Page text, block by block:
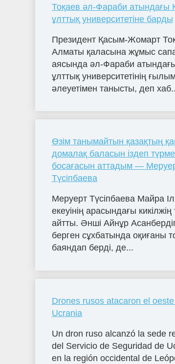
Тоқаев әл-Фараби атындағы
ұлттық университетіне барды
Президент Қасым-Жомарт
Алматы қаласына жұмыс
аясында әл-Фараби
ұлттық университетінің
әлеуетімен танысты, деп
Өзім танымайтын қазақтың
домалақ баласын іздеп
босағасын аттадым —
Түсіпбаева
Меруерт Түсіпбаева Майра
екеуінің арасындағы
айтты. Әнші Айнұр
берген сұхбатында оқиғаны
баяндап берді, де...
Drones rusos atacaron el
Ucrania
Un dron ruso alcanzó la sede
del Servicio de Seguridad de
en la región occidental de